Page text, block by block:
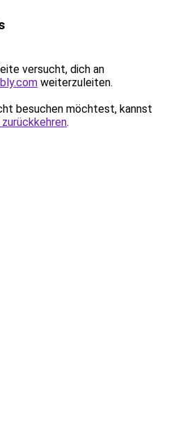
versucht, dich an
weiterzuleiten.
besuchen möchtest, kannst
.